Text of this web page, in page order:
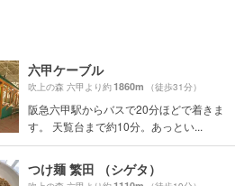
六甲ケーブル
吹上の森 六甲より約1860m （徒歩31分）
阪急六甲駅からバスで20分ほどで着きま
す。 天覧台まで約10分。あっとい...
つけ麺 繁田 （シゲタ）